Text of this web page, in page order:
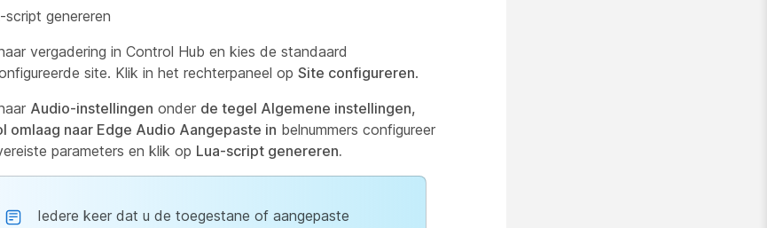
script genereren
vergadering in Control Hub en kies de standaard
site. Klik in het rechterpaneel op Site configureren.
Audio-instellingen onder de tegel Algemene instellingen,
omlaag naar Edge Audio Aangepaste in belnummers configureer
parameters en klik op Lua-script genereren.
Iedere keer dat u de toegestane of aangepaste